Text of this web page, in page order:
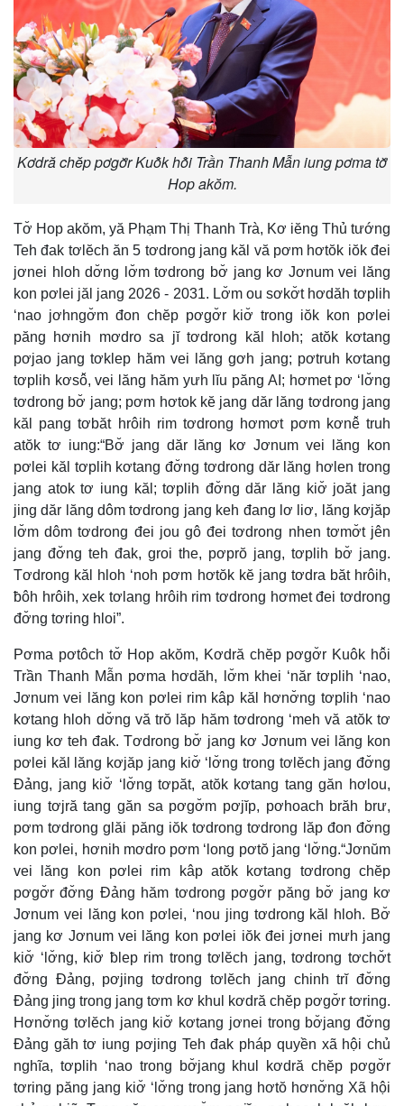
Kơdră chĕp pơgơ̆r Kuô̆k hô̆i Trần Thanh Mẫn iung pơma tơ̆
Hop akŏm.
Tơ̆ Hop akŏm, yă Phạm Thị Thanh Trà, Kơ iĕng Thủ tướng
Teh đak tơlĕch ăn 5 tơdrong jang kăl vă pơm hơtŏk iŏk đei
jơnei hloh dơ̆ng lơ̆m tơdrong bơ̆ jang kơ Jơnum vei lăng
kon pơlei jăl jang 2026 - 2031. Lơ̆m ou sơkơ̆t hơdăh tơplih
‘nao jơhngơ̆m đon chĕp pơgơ̆r kiơ̆ trong iŏk kon pơlei
păng hơnih mơdro sa jĭ tơdrong kăl hloh; atŏk kơtang
pơjao jang tơklep hăm vei lăng gơh jang; pơtruh kơtang
tơplih kơsô̆, vei lăng hăm yưh lĭu păng AI; hơmet pơ ‘lơ̆ng
tơdrong bơ̆ jang; pơm hơtok kĕ jang dăr lăng tơdrong jang
kăl pang tơbăt hrôih rim tơdrong hơmơt pơm kơnê̆ truh
atŏk tơ iung:“Bơ̆ jang dăr lăng kơ Jơnum vei lăng kon
pơlei kăl tơplih kơtang đơ̆ng tơdrong dăr lăng hơlen trong
jang atok tơ iung kăl; tơplih đơ̆ng dăr lăng kiơ̆ joăt jang
jing dăr lăng dôm tơdrong jang keh đang lơ liơ, lăng kơjăp
lơ̆m dôm tơdrong đei jou gô đei tơdrong nhen tơmơ̆t jên
jang đơ̆ng teh đak, groi the, pơprŏ jang, tơplih bơ̆ jang.
Tơdrong kăl hloh ‘noh pơm hơtŏk kĕ jang tơdra băt hrôih,
ƀôh hrôih, xek tơlang hrôih rim tơdrong hơmet đei tơdrong
đơ̆ng tơring hloi”.
Pơma pơtôch tơ̆ Hop akŏm, Kơdră chĕp pơgơ̆r Kuôk hô̆i
Trần Thanh Mẫn pơma hơdăh, lơ̆m khei ‘năr tơplih ‘nao,
Jơnum vei lăng kon pơlei rim kâp kăl hơnơ̆ng tơplih ‘nao
kơtang hloh dơ̆ng vă trŏ lăp hăm tơdrong ‘meh vă atŏk tơ
iung kơ teh đak. Tơdrong bơ̆ jang kơ Jơnum vei lăng kon
pơlei kăl lăng kơjăp jang kiơ̆ ‘lơ̆ng trong tơlĕch jang đơ̆ng
Đảng, jang kiơ̆ ‘lơ̆ng tơpăt, atŏk kơtang tang găn hơlou,
iung tơjră tang găn sa pơgơ̆m pơjĭp, pơhoach brăh brư,
pơm tơdrong glăi păng iŏk tơdrong tơdrong lăp đon đơ̆ng
kon pơlei, hơnih mơdro pơm ‘long pơtŏ jang ‘lơ̆ng.“Jơnŭm
vei lăng kon pơlei rim kâp atŏk kơtang tơdrong chĕp
pơgơ̆r đơ̆ng Đảng hăm tơdrong pơgơ̆r păng bơ̆ jang kơ
Jơnum vei lăng kon pơlei, ‘nou jing tơdrong kăl hloh. Bơ̆
jang kơ Jơnum vei lăng kon pơlei iŏk đei jơnei mưh jang
kiơ̆ ‘lơ̆ng, kiơ̆ ƀlep rim trong tơlĕch jang, tơdrong tơchơ̆t
đơ̆ng Đảng, pơjing tơdrong tơlĕch jang chinh trĭ đơ̆ng
Đảng jing trong jang tơm kơ khul kơdră chĕp pơgơ̆r tơring.
Hơnơ̆ng tơlĕch jang kiơ̆ kơtang jơnei trong bơ̆jang đơ̆ng
Đảng găh tơ iung pơjing Teh đak pháp quyền xã hội chủ
nghĩa, tơplih ‘nao trong bơ̆jang khul kơdră chĕp pơgơ̆r
tơring păng jang kiơ̆ ‘lơ̆ng trong jang hơtŏ hơnơ̆ng Xã hội